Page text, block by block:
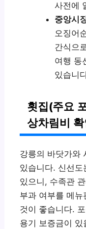
사전에
중앙시
오징어
간식으
여행 동
있습니
횟집(주요
상차림비
강릉의 바닷가와
있습니다. 신선
있으니, 수족관
부과 여부를 메
것이 좋습니다.
용기 보증금이